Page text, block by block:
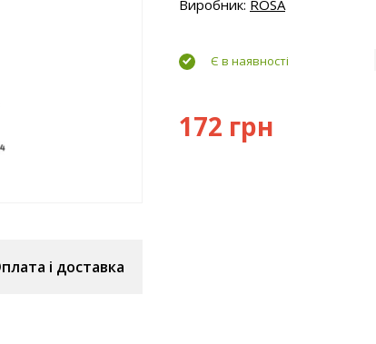
і доставка
Виробник: ROSA
Є в наявності
172 грн